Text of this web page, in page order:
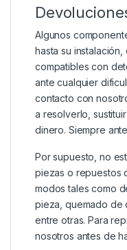
Algunos
hasta su
compatibles con
ante cualquier
contacto con
a resolverlo,
dinero. Siempre
Por supuesto, no
piezas o repuestos
modos tales como
pieza, quemado de
entre otras. Para
nosotros antes de